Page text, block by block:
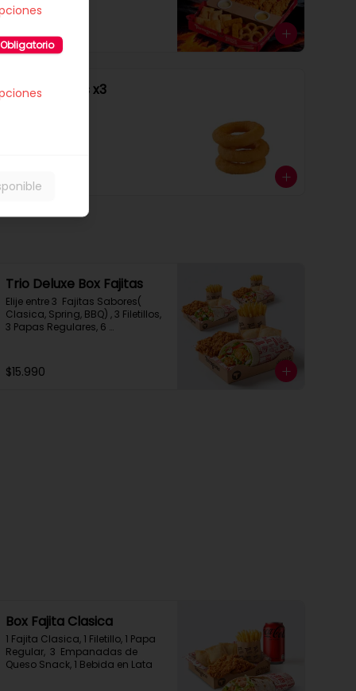
$9.990
Cebolla Rings x3
$1.490
Trio Deluxe Box Fajitas
Elije entre 3  Fajitas Sabores(
Clasica, Spring, BBQ) , 3 Filetillos,
3 Papas Regulares, 6
$15.990
Box Fajita Clasica
1 Fajita Clasica, 1 Filetillo, 1 Papa
Regular,  3  Empanadas de
Queso Snack, 1 Bebida en Lata
Obligatorio